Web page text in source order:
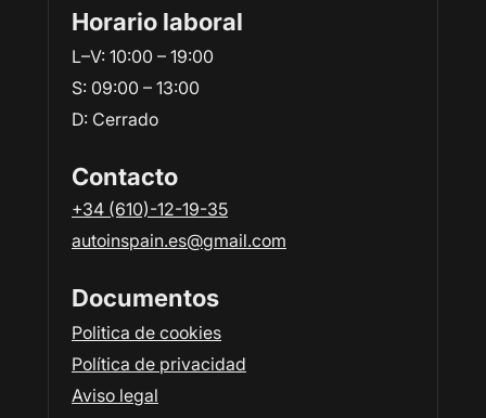
Contacto
+34 (610)-12-19-35
autoinspain.es@gmail.com
Horario laboral
L–V: 10:00 – 19:00
S: 09:00 – 13:00
D: Сerrado
Documentos
Politica de cookies
Política de privacidad
Aviso legal